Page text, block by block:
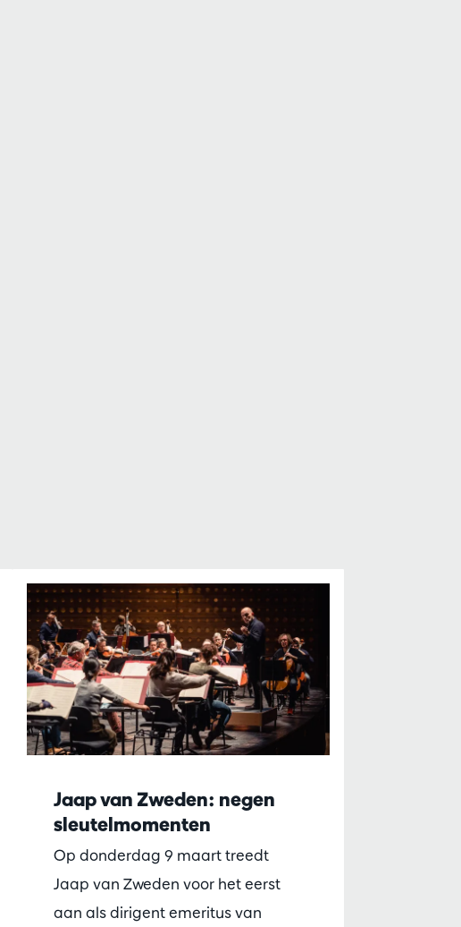
Jaap van Zweden: negen
sleutelmomenten
Op donderdag 9 maart treedt
Jaap van Zweden voor het eerst
aan als dirigent emeritus van